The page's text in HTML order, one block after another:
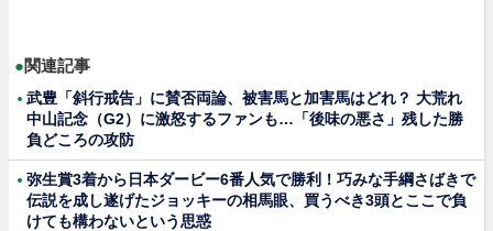
●関連記事
武豊「斜行戒告」に賛否両論、被害馬と加害馬はどれ？ 大荒れ
中山記念（G2）に激怒するファンも…「後味の悪さ」残した勝
負どころの攻防
弥生賞3着から日本ダービー6番人気で勝利！巧みな手綱さばきで
伝説を成し遂げたジョッキーの相馬眼、買うべき3頭とここで負
けても構わないという思惑